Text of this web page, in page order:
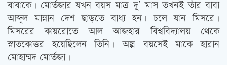
বাবাকে। মোর্তজার যখন বয়স মাত্র দু’ মাস তখনই তাঁর বাবা
আব্দুল মান্নান দেশ ছাড়তে বাধ্য হন। চলে যান মিসরে।
মিসরের কায়রোতে আল আজহার বিশ্ববিদ্যালয় থেকে
স্নাতকোত্তর হয়েছিলেন তিনি। অল্প বয়সেই মাকে হারান
মোহাম্মদ মোর্তজা।